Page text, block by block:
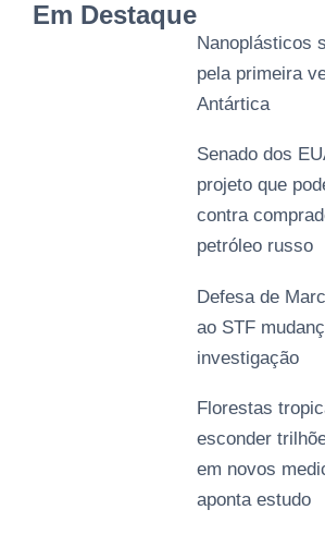
Em Destaque
Nanoplásticos
pela primeira
Antártica
Senado dos
projeto que
contra
petróleo russo
Defesa de
ao STF
investigação
Florestas
esconder
em novos
aponta estudo